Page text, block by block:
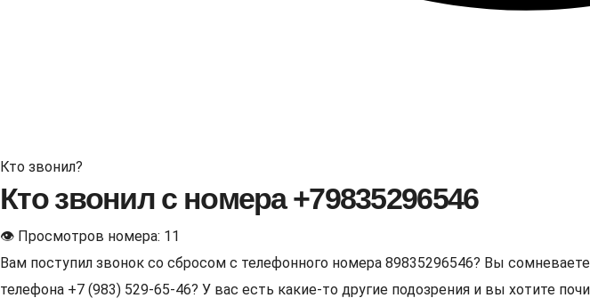
Кто звонил?
Кто звонил с номера +79835296546
👁 Просмотров номера: 11
Вам поступил звонок со сбросом с телефонного номера 89835296546? Вы
телефона +7 (983) 529-65-46? У вас есть какие-то другие подозрения и вы хотите